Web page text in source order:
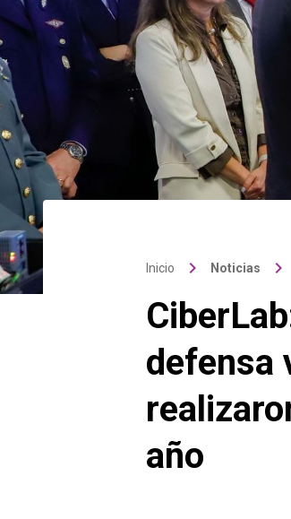
Inicio keyboard_arrow_right Noticias keyboard_arrow_right
defensa
año